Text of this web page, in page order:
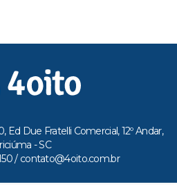
Ed Due Fratelli Comercial, 12º Andar,
- SC
/ contato@4oito.com.br